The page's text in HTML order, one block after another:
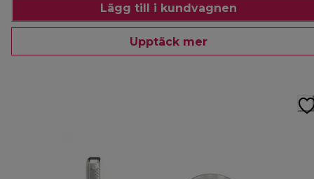
Lägg till i kundvagnen
Upptäck mer